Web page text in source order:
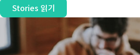
Stories 읽기